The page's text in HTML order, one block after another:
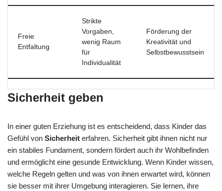
Freie
Entfaltung
Strikte
Vorgaben,
wenig Raum
für
Individualität
Förderung der
Kreativität und
Selbstbewusstsein
Sicherheit geben
In einer guten Erziehung ist es entscheidend, dass Kinder das
Gefühl von Sicherheit erfahren. Sicherheit gibt ihnen nicht nur
ein stabiles Fundament, sondern fördert auch ihr Wohlbefinden
und ermöglicht eine gesunde Entwicklung. Wenn Kinder wissen,
welche Regeln gelten und was von ihnen erwartet wird, können
sie besser mit ihrer Umgebung interagieren. Sie lernen, ihre